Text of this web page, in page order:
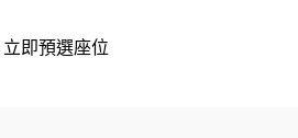
立即預選座位